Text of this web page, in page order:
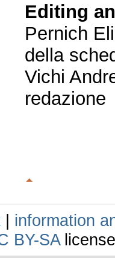
Editing
Pernich
della
Vichi
redazione
| information
BY-SA